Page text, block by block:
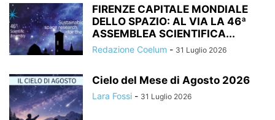
FIRENZE CAPITALE MONDIALE
DELLO SPAZIO: AL VIA LA 46ª
ASSEMBLEA SCIENTIFICA...
Redazione Coelum - 31 Luglio 2026
Cielo del Mese di Agosto 2026
Lara Fossi - 31 Luglio 2026